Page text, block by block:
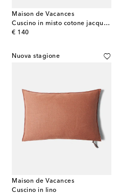
Maison de Vacances
Cuscino in misto cotone jacquard
€ 140
original price
Nuova stagione
Maison de Vacances
Cuscino in lino